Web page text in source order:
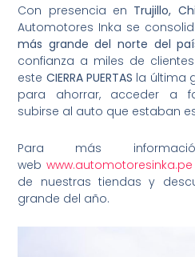
Con presencia en Trujillo,
Automotores Inka se
más grande del norte del
confianza a miles de
este CIERRA PUERTAS la última
para ahorrar, acceder a
subirse al auto que estaban
Para más
web www.automotoresinka.pe
de nuestras tiendas y
grande del año.